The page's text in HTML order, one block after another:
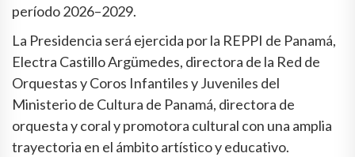
período 2026–2029.
La Presidencia será ejercida por la REPPI de Panamá,
Electra Castillo Argümedes, directora de la Red de
Orquestas y Coros Infantiles y Juveniles del
Ministerio de Cultura de Panamá, directora de
orquesta y coral y promotora cultural con una amplia
trayectoria en el ámbito artístico y educativo.